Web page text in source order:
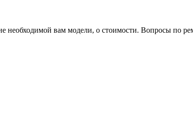
необходимой вам модели, о стоимости. Вопросы по